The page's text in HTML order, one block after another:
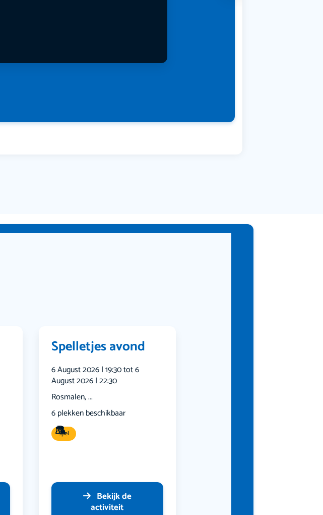
Spelletjes avond
6 August 2026 | 19:30 tot 6
August 2026 | 22:30
Rosmalen, ...
6 plekken beschikbaar
Spel
Bekijk de
activiteit